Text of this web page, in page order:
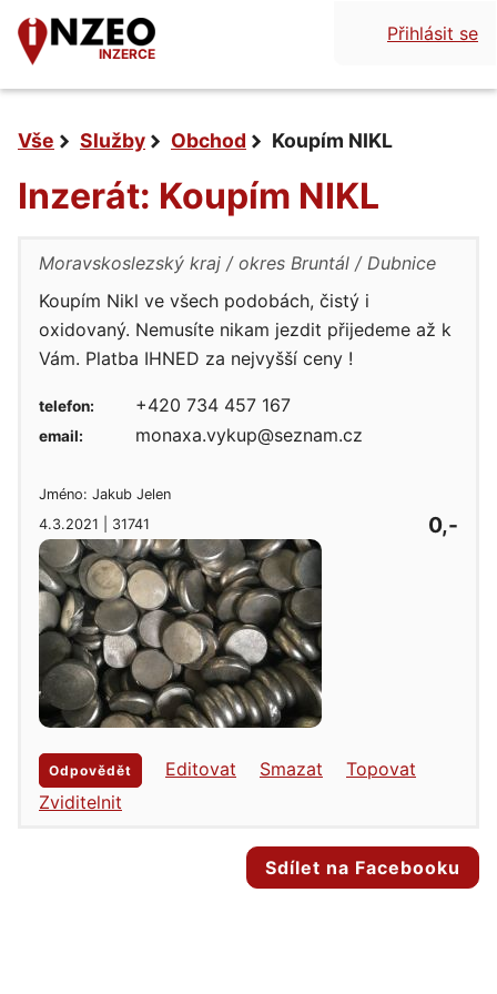
INZERCE
Přihlásit se
Vše Služby Obchod Koupím NIKL
Inzerát: Koupím NIKL
Moravskoslezský kraj okres Bruntál
Dubnice
Koupím Nikl ve všech podobách, čistý i
oxidovaný. Nemusíte nikam jezdit přijedeme až k
Vám. Platba IHNED za nejvyšší ceny !
Jméno: Jakub Jelen
4.3.2021 | 31741
0,-
telefon: +420 734 457 167
email: monaxa.vykup@seznam.cz
Odpovědět Editovat Smazat
Topovat
Zviditelnit
Sdílet na Facebooku